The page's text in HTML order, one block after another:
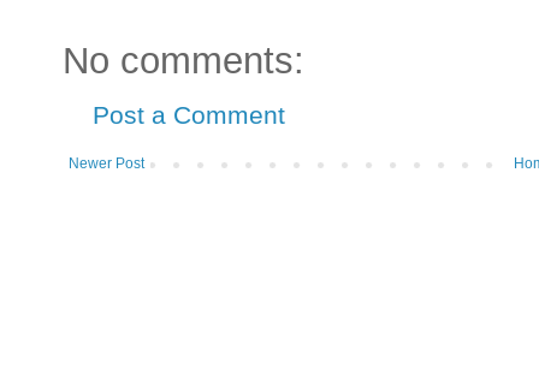
No comments:
Post a Comment
Newer Post